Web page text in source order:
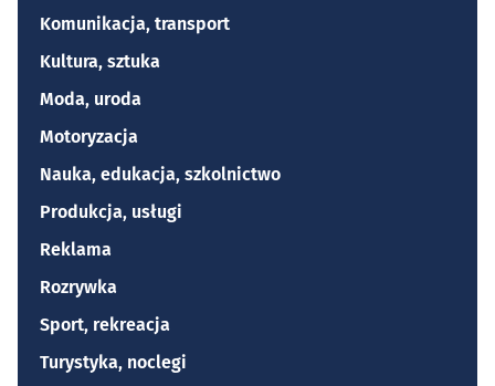
Komunikacja, transport
Kultura, sztuka
Moda, uroda
Motoryzacja
Nauka, edukacja, szkolnictwo
Produkcja, usługi
Reklama
Rozrywka
Sport, rekreacja
Turystyka, noclegi